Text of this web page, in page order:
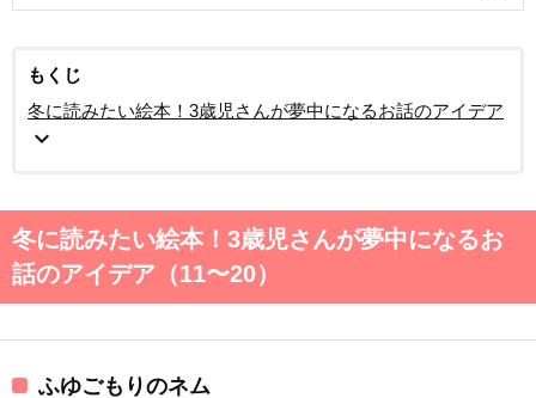
もくじ
冬に読みたい絵本！3歳児さんが夢中になるお話のアイデア
expand_more
冬に読みたい絵本！3歳児さんが夢中になるお
話のアイデア（11〜20）
ふゆごもりのネム